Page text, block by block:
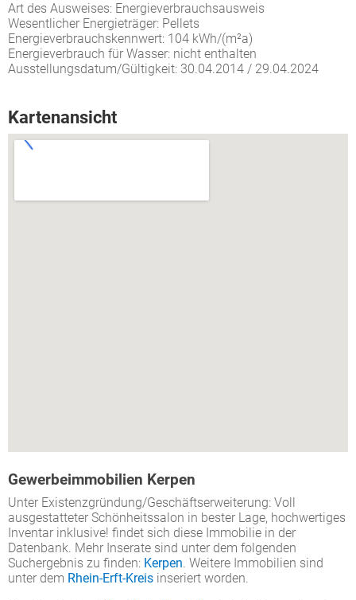
Art des Ausweises: Energieverbrauchsausweis
Wesentlicher Energieträger: Pellets
Energieverbrauchskennwert: 104 kWh/(m²a)
Energieverbrauch für Wasser: nicht enthalten
Ausstellungsdatum/Gültigkeit: 30.04.2014 / 29.04.2024
Kartenansicht
Gewerbeimmobilien Kerpen
Unter Existenzgründung/Geschäftserweiterung: Voll
ausgestatteter Schönheitssalon in bester Lage, hochwertiges
Inventar inklusive! findet sich diese Immobilie in der
Datenbank. Mehr Inserate sind unter dem folgenden
Suchergebnis zu finden: Kerpen. Weitere Immobilien sind
unter dem Rhein-Erft-Kreis inseriert worden.